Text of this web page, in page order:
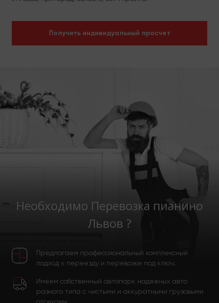
Получить индивидуальный просчет
Необходимо Перевозка пианино
Львов ?
Предлагаем профессиональный комплексный
подход к переезду и перевозке под ключ;
Имеем собственный автопарк надежных авто
разного типа с чистыми и аккуратными грузовыми